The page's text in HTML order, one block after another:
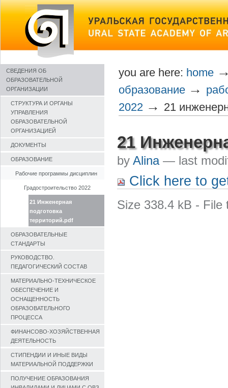
Skip
to
СВЕДЕНИЯ ОБ
ОБРАЗОВАТЕЛЬНОЙ
ОРГАНИЗАЦИИ
СТРУКТУРА И ОРГАНЫ
УПРАВЛЕНИЯ
ОБРАЗОВАТЕЛЬНОЙ
ОРГАНИЗАЦИЕЙ
ДОКУМЕНТЫ
ОБРАЗОВАНИЕ
Рабочие программы дисциплин
Градостроительство 2022
21 Инженерная
подготовка
территорий.pdf
ОБРАЗОВАТЕЛЬНЫЕ
СТАНДАРТЫ
РУКОВОДСТВО.
ПЕДАГОГИЧЕСКИЙ СОСТАВ
МАТЕРИАЛЬНО-ТЕХНИЧЕСКОЕ
ОБЕСПЕЧЕНИЕ И
ОСНАЩЕННОСТЬ
ОБРАЗОВАТЕЛЬНОГО
ПРОЦЕССА
ФИНАНСОВО-ХОЗЯЙСТВЕННАЯ
ДЕЯТЕЛЬНОСТЬ
СТИПЕНДИИ И ИНЫЕ ВИДЫ
МАТЕРИАЛЬНОЙ ПОДДЕРЖКИ
ПОЛУЧЕНИЕ ОБРАЗОВАНИЯ
you are here: home
образование →
2022 → 21
21
byAlina— last
Click here to
Size 338.4 kB - File